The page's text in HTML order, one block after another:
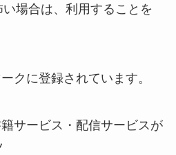
場合は、利用することを
クに登録されています。
サービス・配信サービスが